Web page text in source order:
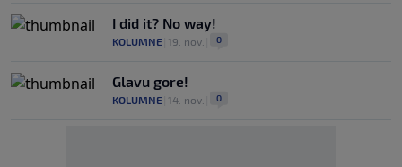
I did it? No way!
KOLUMNE 19. nov. 0
Glavu gore!
KOLUMNE 14. nov. 0